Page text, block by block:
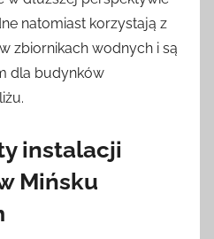
natomiast korzystają z
zbiornikach wodnych i są
dla budynków
instalacji
Mińsku